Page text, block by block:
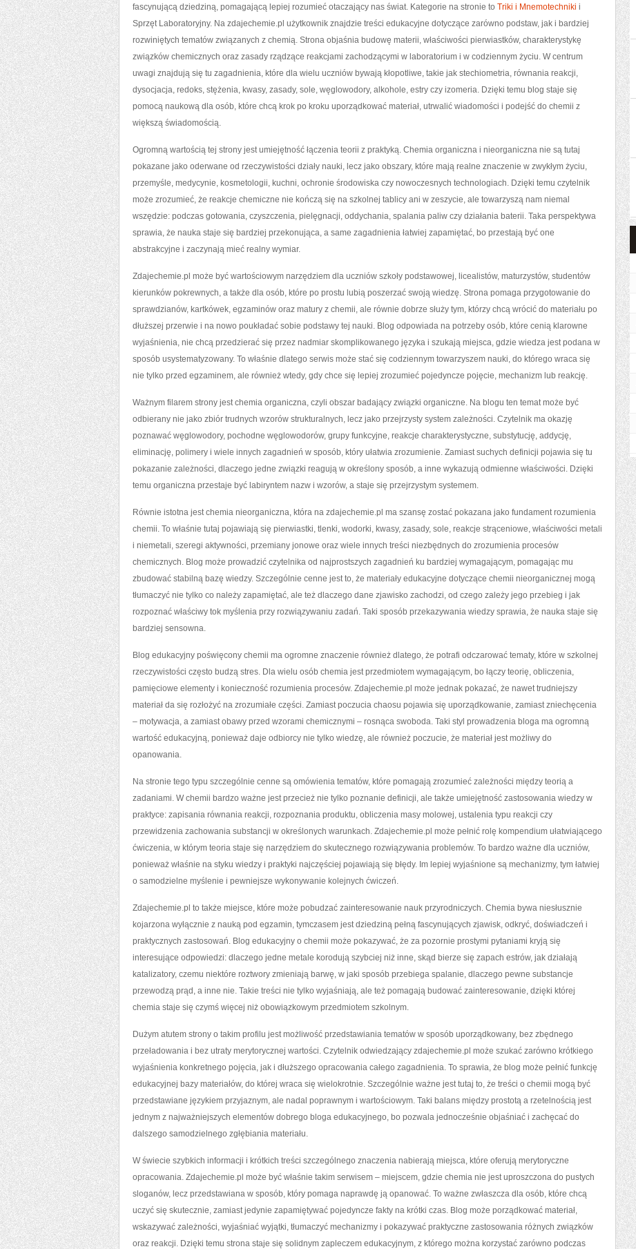
fascynującą dziedziną, pomagającą lepiej rozumieć otaczający nas świat. Kategorie na stronie to Triki i Mnemotechniki i
Sprzęt Laboratoryjny. Na zdajechemie.pl użytkownik znajdzie treści edukacyjne dotyczące zarówno podstaw, jak i bardziej
rozwiniętych tematów związanych z chemią. Strona objaśnia budowę materii, właściwości pierwiastków, charakterystykę
związków chemicznych oraz zasady rządzące reakcjami zachodzącymi w laboratorium i w codziennym życiu. W centrum
uwagi znajdują się tu zagadnienia, które dla wielu uczniów bywają kłopotliwe, takie jak stechiometria, równania reakcji,
dysocjacja, redoks, stężenia, kwasy, zasady, sole, węglowodory, alkohole, estry czy izomeria. Dzięki temu blog staje się
pomocą naukową dla osób, które chcą krok po kroku uporządkować materiał, utrwalić wiadomości i podejść do chemii z
większą świadomością.
Ogromną wartością tej strony jest umiejętność łączenia teorii z praktyką. Chemia organiczna i nieorganiczna nie są tutaj
pokazane jako oderwane od rzeczywistości działy nauki, lecz jako obszary, które mają realne znaczenie w zwykłym życiu,
przemyśle, medycynie, kosmetologii, kuchni, ochronie środowiska czy nowoczesnych technologiach. Dzięki temu czytelnik
może zrozumieć, że reakcje chemiczne nie kończą się na szkolnej tablicy ani w zeszycie, ale towarzyszą nam niemal
wszędzie: podczas gotowania, czyszczenia, pielęgnacji, oddychania, spalania paliw czy działania baterii. Taka perspektywa
sprawia, że nauka staje się bardziej przekonująca, a same zagadnienia łatwiej zapamiętać, bo przestają być one
abstrakcyjne i zaczynają mieć realny wymiar.
Zdajechemie.pl może być wartościowym narzędziem dla uczniów szkoły podstawowej, licealistów, maturzystów, studentów
kierunków pokrewnych, a także dla osób, które po prostu lubią poszerzać swoją wiedzę. Strona pomaga przygotowanie do
sprawdzianów, kartkówek, egzaminów oraz matury z chemii, ale równie dobrze służy tym, którzy chcą wrócić do materiału po
dłuższej przerwie i na nowo poukładać sobie podstawy tej nauki. Blog odpowiada na potrzeby osób, które cenią klarowne
wyjaśnienia, nie chcą przedzierać się przez nadmiar skomplikowanego języka i szukają miejsca, gdzie wiedza jest podana w
sposób usystematyzowany. To właśnie dlatego serwis może stać się codziennym towarzyszem nauki, do którego wraca się
nie tylko przed egzaminem, ale również wtedy, gdy chce się lepiej zrozumieć pojedyncze pojęcie, mechanizm lub reakcję.
Ważnym filarem strony jest chemia organiczna, czyli obszar badający związki organiczne. Na blogu ten temat może być
odbierany nie jako zbiór trudnych wzorów strukturalnych, lecz jako przejrzysty system zależności. Czytelnik ma okazję
poznawać węglowodory, pochodne węglowodorów, grupy funkcyjne, reakcje charakterystyczne, substytucję, addycję,
eliminację, polimery i wiele innych zagadnień w sposób, który ułatwia zrozumienie. Zamiast suchych definicji pojawia się tu
pokazanie zależności, dlaczego jedne związki reagują w określony sposób, a inne wykazują odmienne właściwości. Dzięki
temu organiczna przestaje być labiryntem nazw i wzorów, a staje się przejrzystym systemem.
Równie istotna jest chemia nieorganiczna, która na zdajechemie.pl ma szansę zostać pokazana jako fundament rozumienia
chemii. To właśnie tutaj pojawiają się pierwiastki, tlenki, wodorki, kwasy, zasady, sole, reakcje strąceniowe, właściwości metali
i niemetali, szeregi aktywności, przemiany jonowe oraz wiele innych treści niezbędnych do zrozumienia procesów
chemicznych. Blog może prowadzić czytelnika od najprostszych zagadnień ku bardziej wymagającym, pomagając mu
zbudować stabilną bazę wiedzy. Szczególnie cenne jest to, że materiały edukacyjne dotyczące chemii nieorganicznej mogą
tłumaczyć nie tylko co należy zapamiętać, ale też dlaczego dane zjawisko zachodzi, od czego zależy jego przebieg i jak
rozpoznać właściwy tok myślenia przy rozwiązywaniu zadań. Taki sposób przekazywania wiedzy sprawia, że nauka staje się
bardziej sensowna.
Blog edukacyjny poświęcony chemii ma ogromne znaczenie również dlatego, że potrafi odczarować tematy, które w szkolnej
rzeczywistości często budzą stres. Dla wielu osób chemia jest przedmiotem wymagającym, bo łączy teorię, obliczenia,
pamięciowe elementy i konieczność rozumienia procesów. Zdajechemie.pl może jednak pokazać, że nawet trudniejszy
materiał da się rozłożyć na zrozumiałe części. Zamiast poczucia chaosu pojawia się uporządkowanie, zamiast zniechęcenia
– motywacja, a zamiast obawy przed wzorami chemicznymi – rosnąca swoboda. Taki styl prowadzenia bloga ma ogromną
wartość edukacyjną, ponieważ daje odbiorcy nie tylko wiedzę, ale również poczucie, że materiał jest możliwy do
opanowania.
Na stronie tego typu szczególnie cenne są omówienia tematów, które pomagają zrozumieć zależności między teorią a
zadaniami. W chemii bardzo ważne jest przecież nie tylko poznanie definicji, ale także umiejętność zastosowania wiedzy w
praktyce: zapisania równania reakcji, rozpoznania produktu, obliczenia masy molowej, ustalenia typu reakcji czy
przewidzenia zachowania substancji w określonych warunkach. Zdajechemie.pl może pełnić rolę kompendium ułatwiającego
ćwiczenia, w którym teoria staje się narzędziem do skutecznego rozwiązywania problemów. To bardzo ważne dla uczniów,
ponieważ właśnie na styku wiedzy i praktyki najczęściej pojawiają się błędy. Im lepiej wyjaśnione są mechanizmy, tym łatwiej
o samodzielne myślenie i pewniejsze wykonywanie kolejnych ćwiczeń.
Zdajechemie.pl to także miejsce, które może pobudzać zainteresowanie nauk przyrodniczych. Chemia bywa niesłusznie
kojarzona wyłącznie z nauką pod egzamin, tymczasem jest dziedziną pełną fascynujących zjawisk, odkryć, doświadczeń i
praktycznych zastosowań. Blog edukacyjny o chemii może pokazywać, że za pozornie prostymi pytaniami kryją się
interesujące odpowiedzi: dlaczego jedne metale korodują szybciej niż inne, skąd bierze się zapach estrów, jak działają
katalizatory, czemu niektóre roztwory zmieniają barwę, w jaki sposób przebiega spalanie, dlaczego pewne substancje
przewodzą prąd, a inne nie. Takie treści nie tylko wyjaśniają, ale też pomagają budować zainteresowanie, dzięki której
chemia staje się czymś więcej niż obowiązkowym przedmiotem szkolnym.
Dużym atutem strony o takim profilu jest możliwość przedstawiania tematów w sposób uporządkowany, bez zbędnego
przeładowania i bez utraty merytorycznej wartości. Czytelnik odwiedzający zdajechemie.pl może szukać zarówno krótkiego
wyjaśnienia konkretnego pojęcia, jak i dłuższego opracowania całego zagadnienia. To sprawia, że blog może pełnić funkcję
edukacyjnej bazy materiałów, do której wraca się wielokrotnie. Szczególnie ważne jest tutaj to, że treści o chemii mogą być
przedstawiane językiem przyjaznym, ale nadal poprawnym i wartościowym. Taki balans między prostotą a rzetelnością jest
jednym z najważniejszych elementów dobrego bloga edukacyjnego, bo pozwala jednocześnie objaśniać i zachęcać do
dalszego samodzielnego zgłębiania materiału.
W świecie szybkich informacji i krótkich treści szczególnego znaczenia nabierają miejsca, które oferują merytoryczne
opracowania. Zdajechemie.pl może być właśnie takim serwisem – miejscem, gdzie chemia nie jest uproszczona do pustych
sloganów, lecz przedstawiana w sposób, który pomaga naprawdę ją opanować. To ważne zwłaszcza dla osób, które chcą
uczyć się skutecznie, zamiast jedynie zapamiętywać pojedyncze fakty na krótki czas. Blog może porządkować materiał,
wskazywać zależności, wyjaśniać wyjątki, tłumaczyć mechanizmy i pokazywać praktyczne zastosowania różnych związków
oraz reakcji. Dzięki temu strona staje się solidnym zapleczem edukacyjnym, z którego można korzystać zarówno podczas